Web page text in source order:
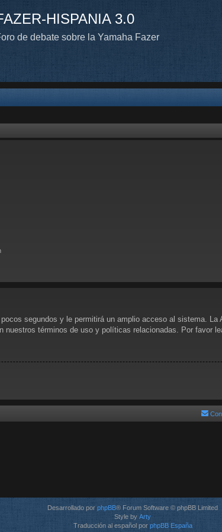
HISPANIA 3.0
de debate sobre la Yamaha Fazer
segundos y le permitirá un amplio acceso al sistema.
términos de uso y políticas relacionadas. Por favor
Desarrollado por phpBB® Forum Software © phpBB Limited
Style by Arty
Traducción al español por phpBB España